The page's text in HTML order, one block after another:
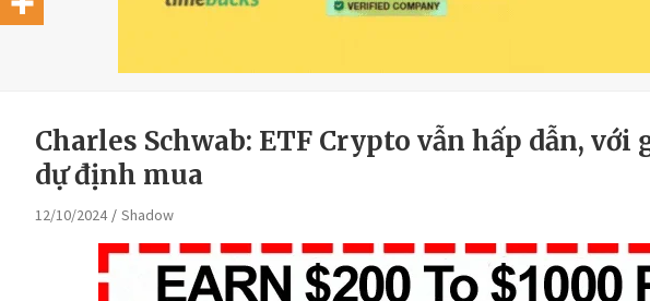
Charles Schwab: ETF Crypto vẫn hấp dẫn,
dự định mua
12/10/2024 Shadow